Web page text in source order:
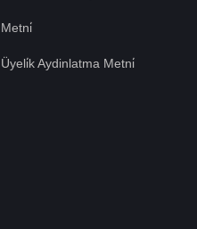
Metni̇
Üyeli̇k Aydinlatma Metni̇